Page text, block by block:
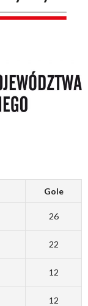
Gole
26
22
12
12